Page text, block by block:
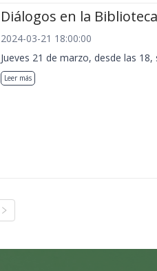
Diálogos en la
2024-03-21 18:00:00
Jueves 21 de marzo, desde las
Leer más